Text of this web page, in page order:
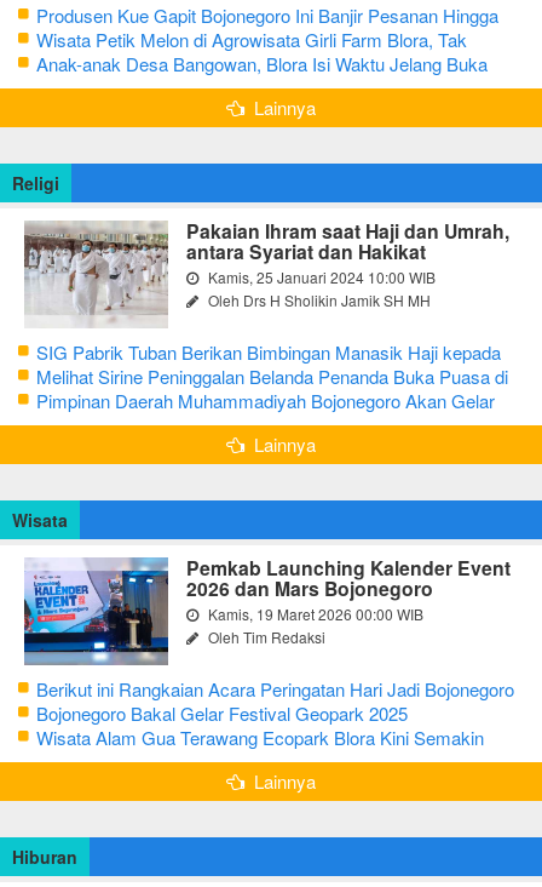
Produsen Kue Gapit Bojonegoro Ini Banjir Pesanan Hingga
Puluhan Juta di Bulan Ramadan
Wisata Petik Melon di Agrowisata Girli Farm Blora, Tak
Sampai 5 Hari Sudah Ludes Terjual
Anak-anak Desa Bangowan, Blora Isi Waktu Jelang Buka
Puasa dengan Latihan Gamelan
Lainnya
Religi
Pakaian Ihram saat Haji dan Umrah,
antara Syariat dan Hakikat
Kamis, 25 Januari 2024 10:00 WIB
Oleh Drs H Sholikin Jamik SH MH
SIG Pabrik Tuban Berikan Bimbingan Manasik Haji kepada
CJH Kabupaten Tuban
Melihat Sirine Peninggalan Belanda Penanda Buka Puasa di
Pendopo Bupati Blora
Pimpinan Daerah Muhammadiyah Bojonegoro Akan Gelar
Salat Iduladha 9 Juli 2022
Lainnya
Wisata
Pemkab Launching Kalender Event
2026 dan Mars Bojonegoro
Kamis, 19 Maret 2026 00:00 WIB
Oleh Tim Redaksi
Berikut ini Rangkaian Acara Peringatan Hari Jadi Bojonegoro
Ke-348 Tahun 2025
Bojonegoro Bakal Gelar Festival Geopark 2025
Wisata Alam Gua Terawang Ecopark Blora Kini Semakin
Menarik
Lainnya
Hiburan